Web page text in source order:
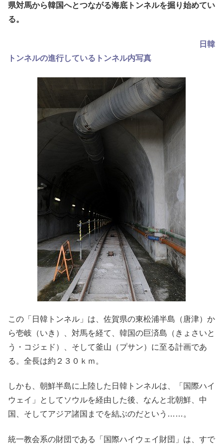
県対馬から韓国へとつながる海底トンネルを掘り始めてい
る。
日韓
トンネルの進行しているトンネル内写真
この「日韓トンネル」は、佐賀県の東松浦半島（唐津）か
ら壱岐（いき）、対馬を経て、韓国の巨済島（きょさいと
う・コジェド）、そして釜山（プサン）に至る計画であ
る。全長は約２３０ｋｍ。
しかも、朝鮮半島に上陸した日韓トンネルは、「国際ハイ
ウェイ」としてソウルを経由した後、なんと北朝鮮、中
国、そしてアジア諸国までを結ぶのだという……。
統一教会系の財団である「国際ハイウェイ財団」は、すで